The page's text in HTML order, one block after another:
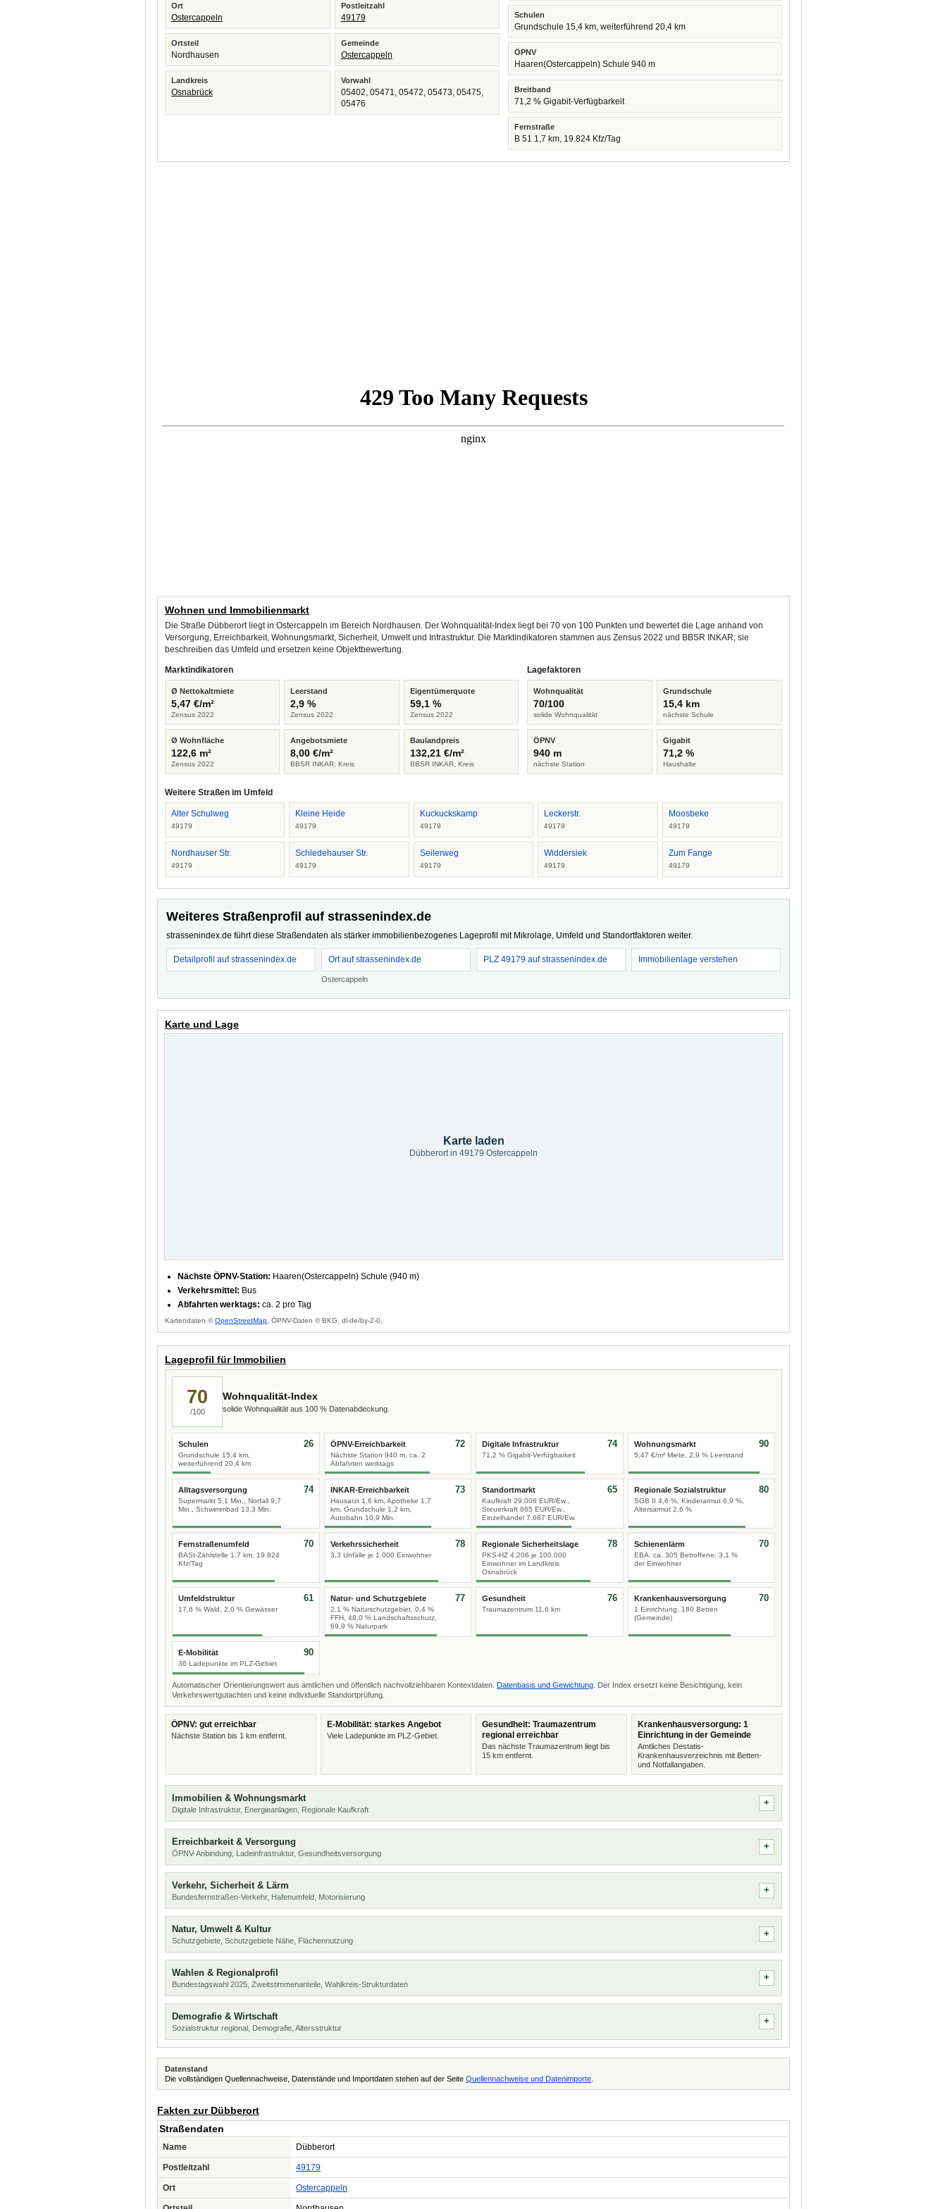
Ort
Ostercappeln
Postleitzahl
49179
Ortsteil
Nordhausen
Gemeinde
Ostercappeln
Landkreis
Osnabrück
Vorwahl
05402, 05471, 05472, 05473, 05475,
05476
Schulen
Grundschule 15,4 km, weiterführend 20,4 km
ÖPNV
Haaren(Ostercappeln) Schule 940 m
Breitband
71,2 % Gigabit-Verfügbarkeit
Fernstraße
B 51 1,7 km, 19.824 Kfz/Tag
Wohnen und Immobilienmarkt
Die Straße Dübberort liegt in Ostercappeln im Bereich Nordhausen. Der Wohnqualität-Index liegt bei 70 von 100 Punkten und bewertet die Lage anhand von
Versorgung, Erreichbarkeit, Wohnungsmarkt, Sicherheit, Umwelt und Infrastruktur. Die Marktindikatoren stammen aus Zensus 2022 und BBSR INKAR; sie
beschreiben das Umfeld und ersetzen keine Objektbewertung.
Marktindikatoren
Ø Nettokaltmiete
5,47 €/m²
Zensus 2022
Leerstand
2,9 %
Zensus 2022
Eigentümerquote
59,1 %
Zensus 2022
Ø Wohnfläche
122,6 m²
Zensus 2022
Angebotsmiete
8,00 €/m²
BBSR INKAR, Kreis
Baulandpreis
132,21 €/m²
BBSR INKAR, Kreis
Lagefaktoren
Wohnqualität
70/100
solide Wohnqualität
Grundschule
15,4 km
nächste Schule
ÖPNV
940 m
nächste Station
Gigabit
71,2 %
Haushalte
Weitere Straßen im Umfeld
Alter Schulweg
49179
Kleine Heide
49179
Kuckuckskamp
49179
Leckerstr.
49179
Moosbeke
49179
Nordhauser Str.
49179
Schledehauser Str.
49179
Seilerweg
49179
Widdersiek
49179
Zum Fange
49179
Weiteres Straßenprofil auf strassenindex.de
strassenindex.de führt diese Straßendaten als stärker immobilienbezogenes Lageprofil mit Mikrolage, Umfeld und Standortfaktoren weiter.
Detailprofil auf strassenindex.de Ort auf strassenindex.de
Ostercappeln
PLZ 49179 auf strassenindex.de Immobilienlage verstehen
Karte und Lage
Karte laden
Dübberort in 49179 Ostercappeln
Nächste ÖPNV-Station: Haaren(Ostercappeln) Schule (940 m)
Verkehrsmittel: Bus
Abfahrten werktags: ca. 2 pro Tag
Kartendaten ©OpenStreetMap , ÖPNV-Daten © BKG, dl-de/by-2-0.
Lageprofil für Immobilien
70
/100
Wohnqualität-Index
solide Wohnqualität aus 100 % Datenabdeckung.
Schulen
Grundschule 15,4 km,
weiterführend 20,4 km
26 ÖPNV-Erreichbarkeit
Nächste Station 940 m, ca. 2
Abfahrten werktags
72 Digitale Infrastruktur
71,2 % Gigabit-Verfügbarkeit
74 Wohnungsmarkt
5,47 €/m² Miete, 2,9 % Leerstand
90
Alltagsversorgung
Supermarkt 5,1 Min., Notfall 9,7
Min., Schwimmbad 13,3 Min.
74 INKAR-Erreichbarkeit
Hausarzt 1,6 km, Apotheke 1,7
km, Grundschule 1,2 km,
Autobahn 10,9 Min.
73 Standortmarkt
Kaufkraft 29.008 EUR/Ew.,
Steuerkraft 865 EUR/Ew.,
Einzelhandel 7.687 EUR/Ew.
65 Regionale Sozialstruktur
SGB II 4,6 %, Kinderarmut 6,9 %,
Altersarmut 2,6 %
80
Fernstraßenumfeld
BASt-Zählstelle 1,7 km, 19.824
Kfz/Tag
70 Verkehrssicherheit
3,3 Unfälle je 1.000 Einwohner
78 Regionale Sicherheitslage
PKS-HZ 4.206 je 100.000
Einwohner im Landkreis
Osnabrück
78 Schienenlärm
EBA: ca. 305 Betroffene, 3,1 %
der Einwohner
70
Umfeldstruktur
17,6 % Wald, 2,0 % Gewässer
61 Natur- und Schutzgebiete
2,1 % Naturschutzgebiet, 0,4 %
FFH, 48,0 % Landschaftsschutz,
69,9 % Naturpark
77 Gesundheit
Traumazentrum 11,6 km
76 Krankenhausversorgung
1 Einrichtung, 180 Betten
(Gemeinde)
70
E-Mobilität
36 Ladepunkte im PLZ-Gebiet
90
Automatischer Orientierungswert aus amtlichen und öffentlich nachvollziehbaren Kontextdaten. Datenbasis und Gewichtung . Der Index ersetzt keine Besichtigung, kein
Verkehrswertgutachten und keine individuelle Standortprüfung.
ÖPNV: gut erreichbar
Nächste Station bis 1 km entfernt.
E-Mobilität: starkes Angebot
Viele Ladepunkte im PLZ-Gebiet.
Gesundheit: Traumazentrum
regional erreichbar
Das nächste Traumazentrum liegt bis
15 km entfernt.
Krankenhausversorgung: 1
Einrichtung in der Gemeinde
Amtliches Destatis-
Krankenhausverzeichnis mit Betten-
und Notfallangaben.
Immobilien & Wohnungsmarkt
Digitale Infrastruktur, Energieanlagen, Regionale Kaufkraft
Erreichbarkeit & Versorgung
ÖPNV-Anbindung, Ladeinfrastruktur, Gesundheitsversorgung
Verkehr, Sicherheit & Lärm
Bundesfernstraßen-Verkehr, Hafenumfeld, Motorisierung
Natur, Umwelt & Kultur
Schutzgebiete, Schutzgebiete Nähe, Flächennutzung
Wahlen & Regionalprofil
Bundestagswahl 2025, Zweitstimmenanteile, Wahlkreis-Strukturdaten
Demografie & Wirtschaft
Sozialstruktur regional, Demografie, Altersstruktur
Datenstand
Die vollständigen Quellennachweise, Datenstände und Importdaten stehen auf der Seite Quellennachweise und Datenimporte
Fakten zur Dübberort
Straßendaten
Name Dübberort
Postleitzahl 49179
Ort Ostercappeln